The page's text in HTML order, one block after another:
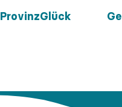
ProvinzGlück